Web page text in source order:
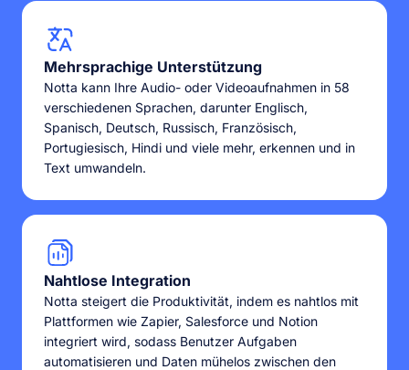
Mehrsprachige Unterstützung
Notta kann Ihre Audio- oder Videoaufnahmen in 58
verschiedenen Sprachen, darunter Englisch,
Spanisch, Deutsch, Russisch, Französisch,
Portugiesisch, Hindi und viele mehr, erkennen und in
Text umwandeln.
Nahtlose Integration
Notta steigert die Produktivität, indem es nahtlos mit
Plattformen wie Zapier, Salesforce und Notion
integriert wird, sodass Benutzer Aufgaben
automatisieren und Daten mühelos zwischen den